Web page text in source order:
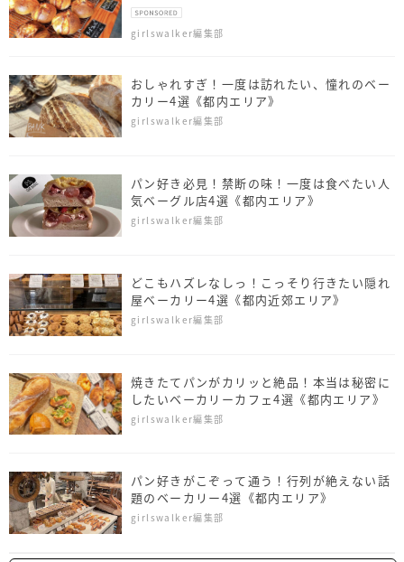
girlswalker編集部
おしゃれすぎ！一度は訪れたい、憧れのベー
カリー4選《都内エリア》
girlswalker編集部
パン好き必見！禁断の味！一度は食べたい人
気ベーグル店4選《都内エリア》
girlswalker編集部
どこもハズレなしっ！こっそり行きたい隠れ
屋ベーカリー4選《都内近郊エリア》
girlswalker編集部
焼きたてパンがカリッと絶品！本当は秘密に
したいベーカリーカフェ4選《都内エリア》
girlswalker編集部
パン好きがこぞって通う！行列が絶えない話
題のベーカリー4選《都内エリア》
girlswalker編集部